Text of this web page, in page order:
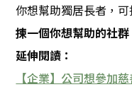
你想幫助獨居長者，
揀一個你想幫助的社
延伸閱讀：
【企業】公司想參加